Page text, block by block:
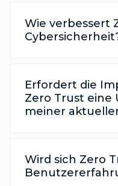
Wie verbessert
Erfordert die
Zero Trust eine
meiner
Wird sich Zero